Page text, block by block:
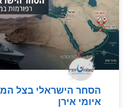
הסחר הישראלי בצל
איומי אירן